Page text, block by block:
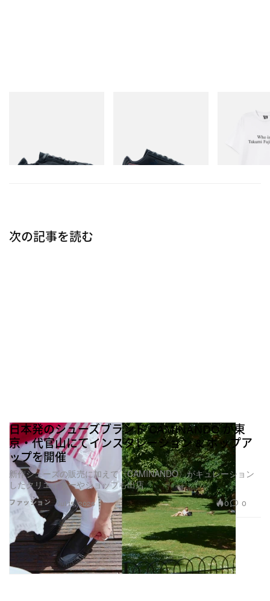
Billionaire
Initial D
今すぐ購入
次の記事を読む
ファッション
日本発のシューズブランド CAMINANDO が東
京・代官山にてインスタレーション & ポップア
ップを開催
新作シューズの販売に加えて〈CAMINANDO〉がキュレーション
したクリエイターやショップも出店
Jul 15, 2026 0 0